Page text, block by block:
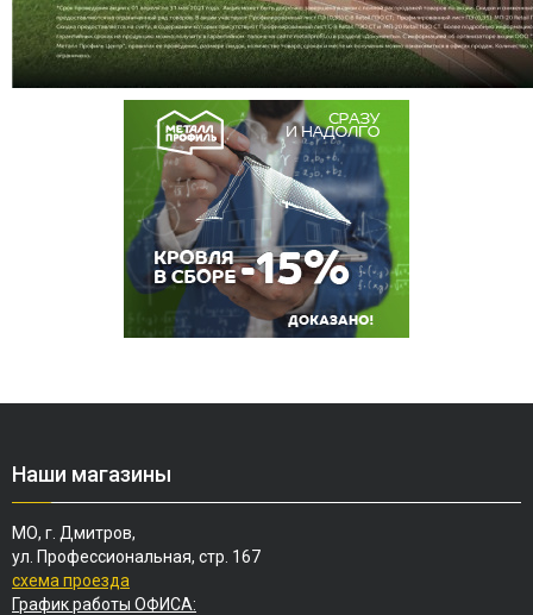
Наши магазины
МО, г. Дмитров,
ул. Профессиональная, стр. 167
схема проезда
График работы ОФИСА: